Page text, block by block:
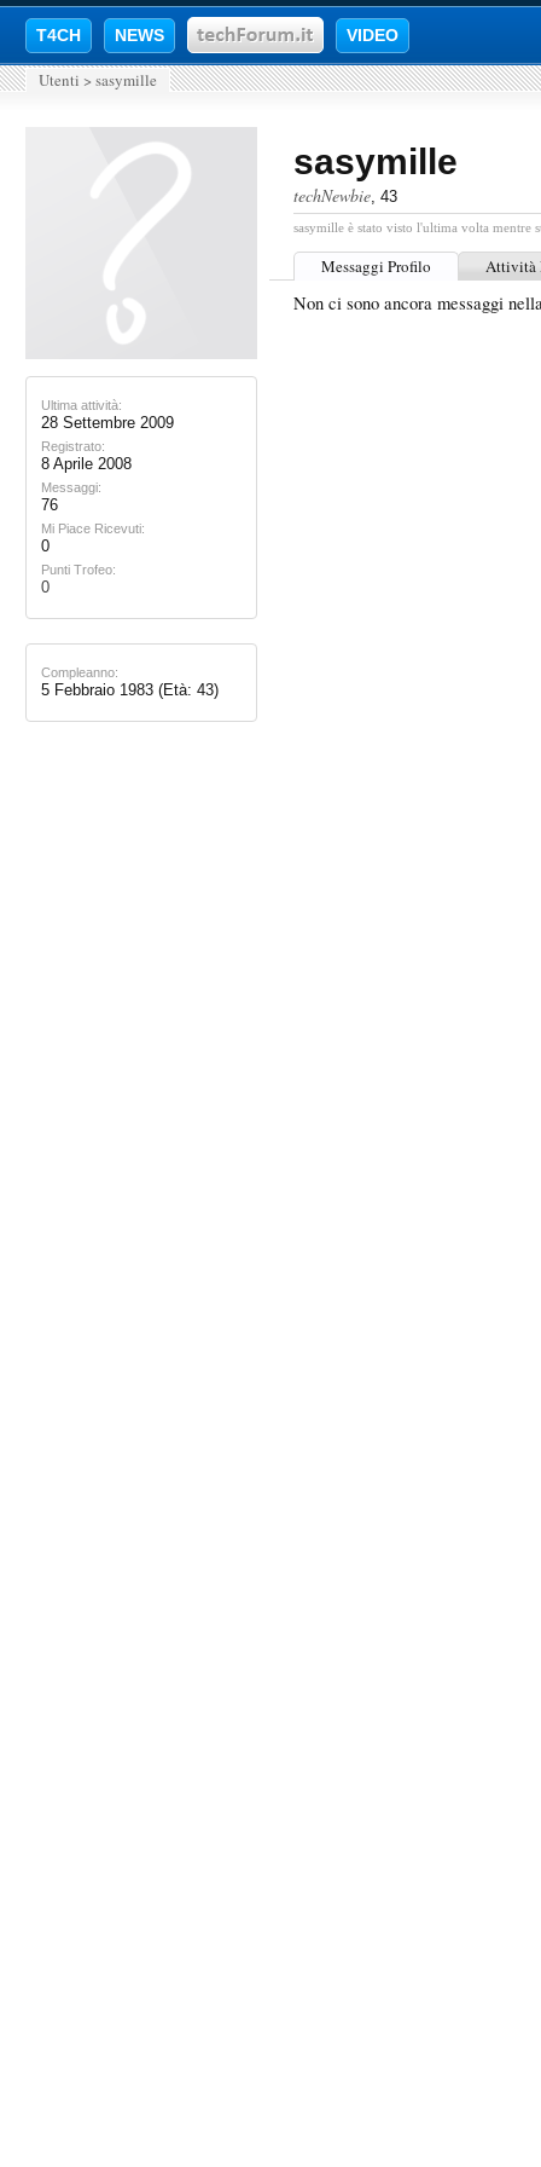
T4CH NEWS VIDEO
Utenti > sasymille
Ultima attività:
28 Settembre 2009
Registrato:
8 Aprile 2008
Messaggi:
76
Mi Piace Ricevuti:
0
Punti Trofeo:
0
Compleanno:
5 Febbraio 1983 (Età: 43)
sasymille
techNewbie, 43
sasymille è stato visto l'ultima volta mentre
Messaggi Profilo Attività
Non ci sono ancora messaggi